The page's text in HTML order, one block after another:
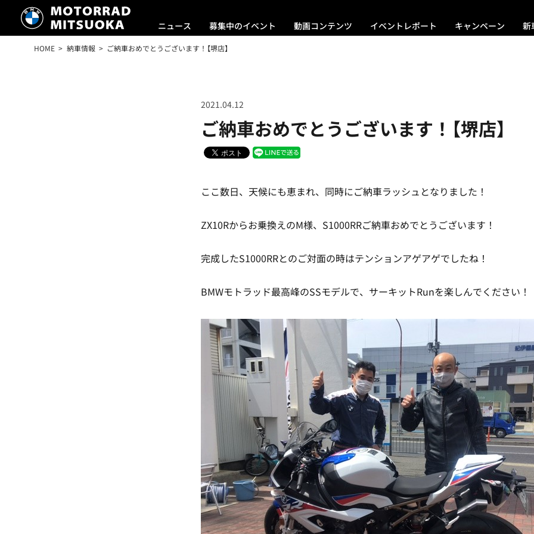
ニュース 募集中のイベント 動画コンテンツ イベントレポート キャンペーン 新
HOME 納車情報 ご納車おめでとうございます！【堺店】
ご納車おめでとうございます！【堺店】
2021.04.12
ここ数日、天候にも恵まれ、同時にご納車ラッシュとなりました！
ZX10Rからお乗換えのM様、S1000RRご納車おめでとうございます！
完成したS1000RRとのご対面の時はテンションアゲアゲでしたね！
BMWモトラッド最高峰のSSモデルで、サーキットRunを楽しんでください！